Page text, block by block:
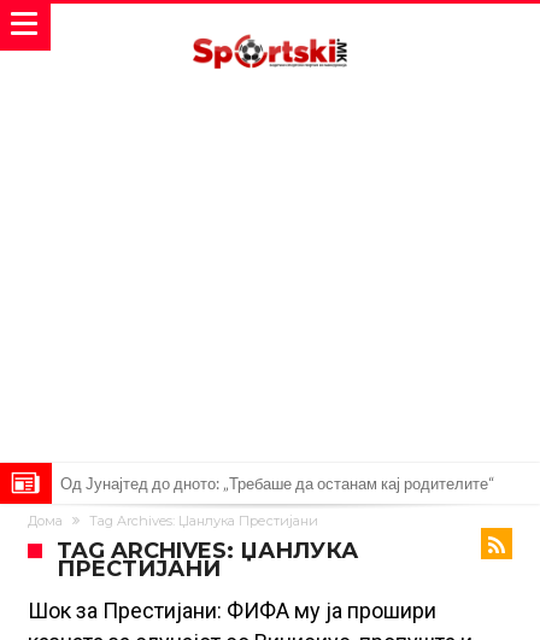
Од Јунајтед до дното: „Требаше да останам кај родителите“
Фергусон: Мурињо требаше да ме наследи, ми се јави на телефон
и плачеше
Бомба од Мадрид: Арда Ѓулер ја прифати понудата од 18
милиони евра!
Додека навивачите на Барса го очекуваат Родри и Алварез, Деко
Дома Tag Archives: Џанлука Престијани
TAG ARCHIVES: ЏАНЛУКА
ПРЕСТИЈАНИ
Шок за Престијани: ФИФА му ја прошири